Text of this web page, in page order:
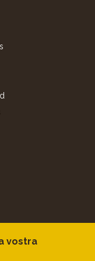
vostra